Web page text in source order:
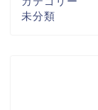
未分類